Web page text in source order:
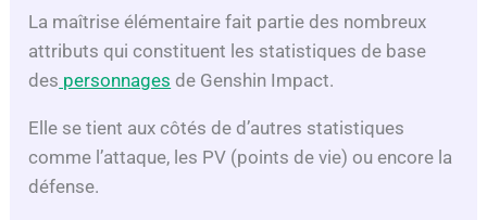
La maîtrise élémentaire fait partie des nombreux
attributs qui constituent les statistiques de base
des personnages de Genshin Impact.
Elle se tient aux côtés de d’autres statistiques
comme l’attaque, les PV (points de vie) ou encore la
défense.